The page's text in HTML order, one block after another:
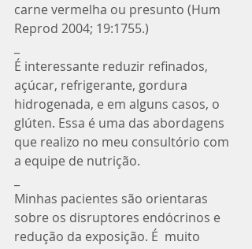
carne vermelha ou presunto (Hum
Reprod 2004; 19:1755.)
É interessante reduzir refinados,
açúcar, refrigerante, gordura
hidrogenada, e em alguns casos, o
glúten. Essa é uma das abordagens
que realizo no meu consultório com
a equipe de nutrição.
Minhas pacientes são orientaras
sobre os disruptores endócrinos e
redução da exposição. É  muito